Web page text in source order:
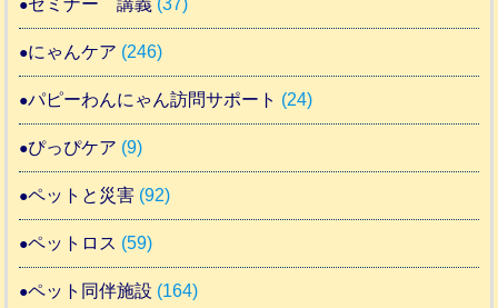
セミナー 講義 (37)
にゃんケア (246)
パピーわんにゃん訪問サポート (24)
ぴっぴケア (9)
ペットと災害 (92)
ペットロス (59)
ペット同伴施設 (164)